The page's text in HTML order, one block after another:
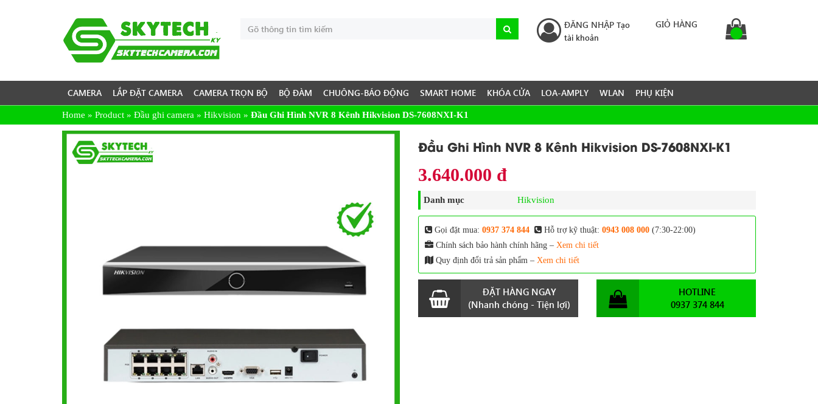
ĐĂNG NHẬP Tạo
tài khoản
GIỎ HÀNG
CAMERA LẮP ĐẶT CAMERA CAMERA TRỌN BỘ BỘ ĐÀM CHUÔNG-BÁO ĐỘNG SMART HOME KHÓA CỬA LOA-AMPLY WLAN PHỤ KIỆN
Home » Product » Đầu ghi camera » Hikvision » Đầu Ghi Hình NVR 8 Kênh Hikvision DS-7608NXI-K1
Đầu Ghi Hình NVR 8 Kênh Hikvision DS-7608NXI-K1
3.640.000 đ
Danh mục Hikvision
Gọi đặt mua: 0937 374 844 Hỗ trợ kỹ thuật: 0943 008 000 (7:30-22:00)
Chính sách bảo hành chính hãng – Xem chi tiết
Quy định đổi trả sản phẩm – Xem chi tiết
ĐẶT HÀNG NGAY
(Nhanh chóng - Tiện lợi)
HOTLINE
0937 374 844